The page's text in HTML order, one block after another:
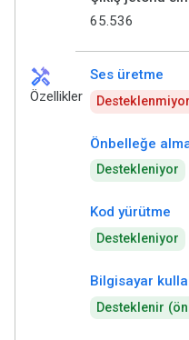
65.536
handyman
Özellikler
Ses üretme
Desteklenmiyor
Önbelleğe
Destekleniyor
Kod yürütme
Destekleniyor
Bilgisayar
Desteklenir